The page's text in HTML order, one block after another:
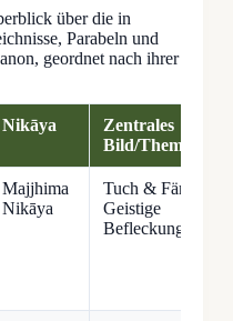
über die in
Parabeln und
geordnet nach ihrer
Nikāya
Zentrales
Bild/Thema
Majjhima
Nikāya
Tuch & Färber /
Geistige
Befleckungen